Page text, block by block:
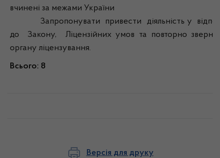
вчинені за межами України
Запропонувати привести діяльність у
до Закону, Ліцензійних умов та повторно
органу ліцензування.
Всього: 8
Версія для друку